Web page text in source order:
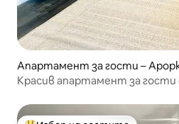
Апартамент за гости –
Красив апартамент за